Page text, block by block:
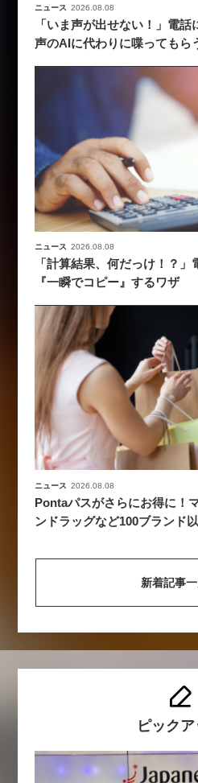
ニュース 2026.08.08
「いま声が出せない！」電
声のAIに代わりに喋ってもら
ニュース 2026.08.08
「計算結果、何だっけ！？
『一瞬でコピー』するワザ
ニュース 2026.08.08
Pontaパスがさらにお得に！
ンドラッグなど100ブランド
新着記事
ピック